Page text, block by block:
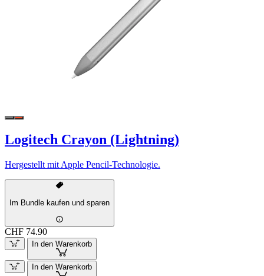
Logitech Crayon (Lightning)
Hergestellt mit Apple Pencil-Technologie.
Im Bundle kaufen und sparen
CHF 74.90
In den Warenkorb
In den Warenkorb